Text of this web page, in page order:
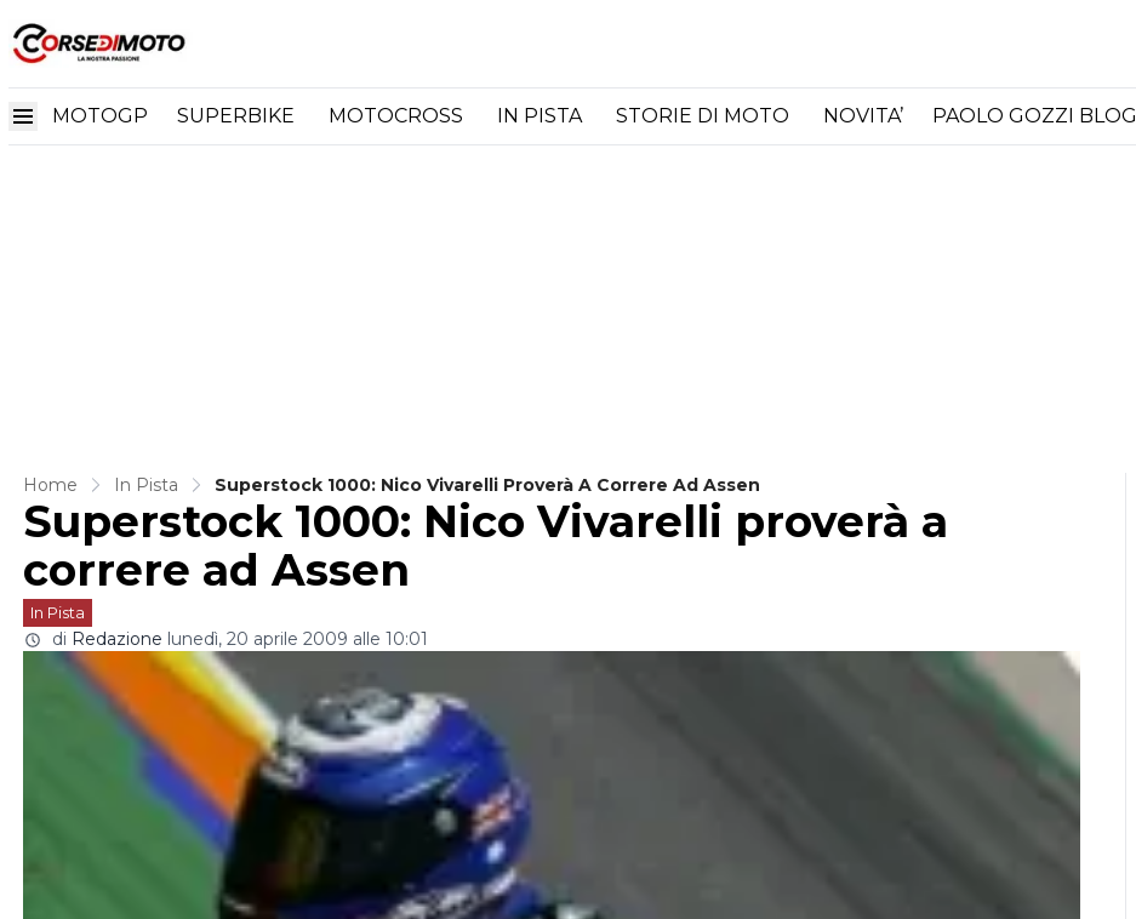
MOTOGP SUPERBIKE MOTOCROSS IN PISTA STORIE DI MOTO NOVITA’ PAOLO GOZZI BLOG
Home In Pista Superstock 1000: Nico Vivarelli Proverà A Correre Ad Assen
Superstock 1000: Nico Vivarelli proverà a
correre ad Assen
In Pista
di Redazione lunedì, 20 aprile 2009 alle 10:01